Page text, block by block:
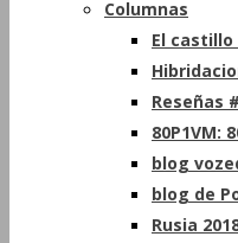
Columnas
El
Reseñas
80P1VM:
blog
blog de
Rusia